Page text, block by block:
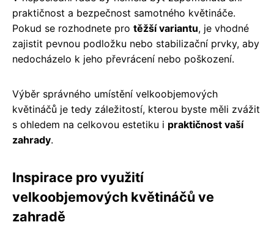
praktičnost a bezpečnost samotného květináče.
Pokud se rozhodnete pro těžší variantu, je vhodné
zajistit pevnou podložku nebo stabilizační prvky, aby
nedocházelo k jeho převrácení nebo poškození.
Výběr správného umístění velkoobjemových
květináčů je tedy záležitostí, kterou byste měli zvážit
s ohledem na celkovou estetiku i praktičnost vaší
zahrady.
Inspirace pro využití
velkoobjemových květináčů ve
zahradě